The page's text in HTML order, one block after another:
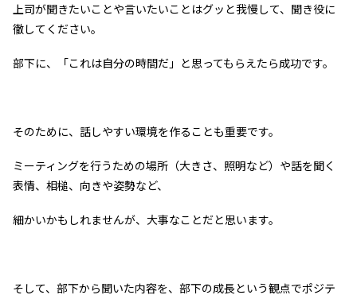
上司が聞きたいことや言いたいことはグッと我慢して、聞き役に
徹してください。
部下に、「これは自分の時間だ」と思ってもらえたら成功です。
そのために、話しやすい環境を作ることも重要です。
ミーティングを行うための場所（大きさ、照明など）や話を聞く
表情、相槌、向きや姿勢など、
細かいかもしれませんが、大事なことだと思います。
そして、部下から聞いた内容を、部下の成長という観点でポジテ